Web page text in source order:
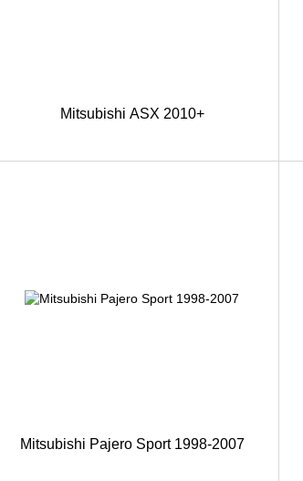
Mitsubishi ASX 2010+
Mitsubishi Pajero Sport 1998-2007